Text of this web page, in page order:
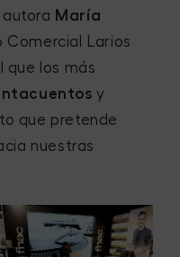
autora María
Comercial Larios
que los más
y
que pretende
nuestras